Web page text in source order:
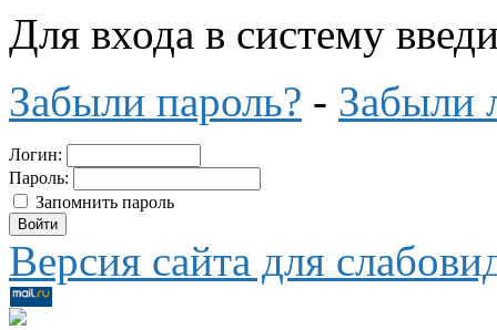
Для входа в систему
Забыли пароль? - Забыли
Логин:
Пароль:
Запомнить пароль
Версия сайта для